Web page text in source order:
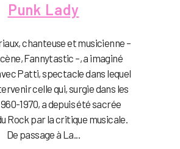
Punk Lady
chanteuse et musicienne –
Fannytastic –, a imaginé
Patti, spectacle dans lequel
celle qui, surgie dans les
1970, a depuis été sacrée
Rock par la critique musicale.
De passage à La...